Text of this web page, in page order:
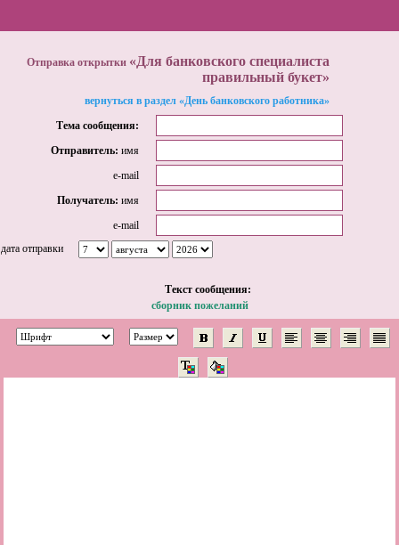
Отправка открытки «Для банковского специалиста
правильный букет»
вернуться в раздел «День банковского работника»
Тема сообщения:
Отправитель: имя
e-mail
Получатель: имя
e-mail
дата отправки
Tекст сообщения:
сборник пожеланий